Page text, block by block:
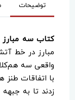
توضیحات
کتاب سه
مبارز در خط
واقعی سه
با اتفاقات
زدند تا به